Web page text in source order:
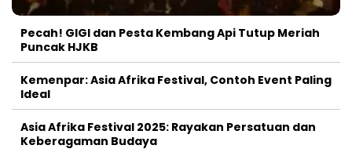
Pecah! GIGI dan Pesta Kembang Api Tutup Meriah
Puncak HJKB
Kemenpar: Asia Afrika Festival, Contoh Event Paling
Ideal
Asia Afrika Festival 2025: Rayakan Persatuan dan
Keberagaman Budaya